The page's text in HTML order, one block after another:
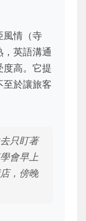
風情（寺
英語溝通
度高。它提
至於讓旅客
只盯著
會早上
，傍晚